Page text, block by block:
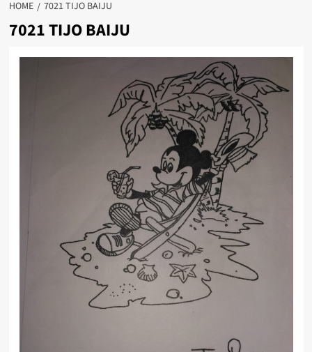
HOME 7021 TIJO BAIJU
7021 TIJO BAIJU